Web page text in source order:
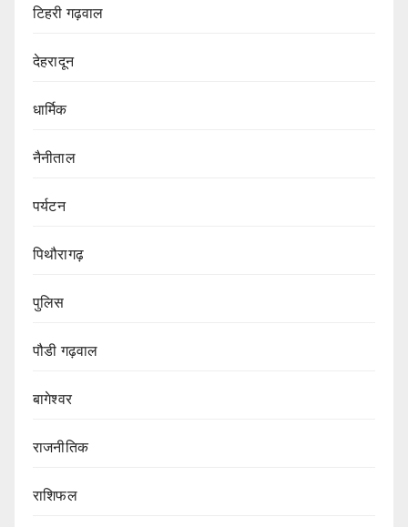
टिहरी गढ़वाल
देहरादून
धार्मिक
नैनीताल
पर्यटन
पिथौरागढ़
पुलिस
पौडी गढ़वाल
बागेश्वर
राजनीतिक
राशिफल